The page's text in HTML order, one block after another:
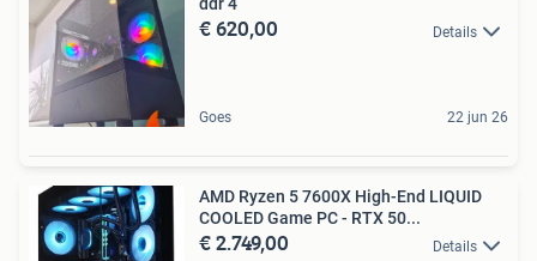
ddr 4
€ 620,00 Details
Goes 22 jun 26
AMD Ryzen 5 7600X High-End LIQUID
COOLED Game PC - RTX 50...
€ 2.749,00 Details